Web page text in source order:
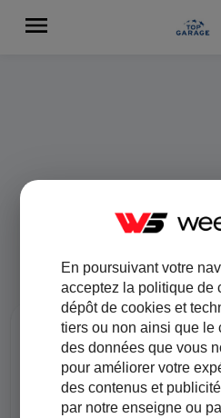
En poursuivant votre
acceptez la politique de
dépôt de cookies et
tiers ou non ainsi que le
des données que vous
pour améliorer votre
des contenus et
par notre enseigne ou